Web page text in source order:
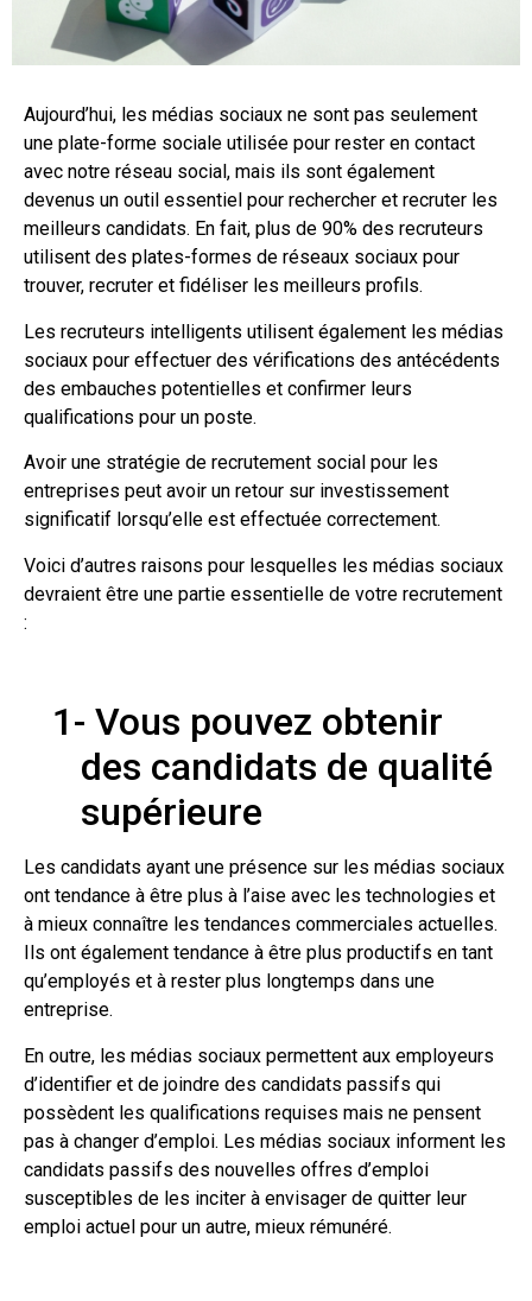
Aujourd’hui, les médias sociaux ne sont pas seulement
une plate-forme sociale utilisée pour rester en contact
avec notre réseau social, mais ils sont également
devenus un outil essentiel pour rechercher et recruter les
meilleurs candidats. En fait, plus de 90% des recruteurs
utilisent des plates-formes de réseaux sociaux pour
trouver, recruter et fidéliser les meilleurs profils.
Les recruteurs intelligents utilisent également les médias
sociaux pour effectuer des vérifications des antécédents
des embauches potentielles et confirmer leurs
qualifications pour un poste.
Avoir une stratégie de recrutement social pour les
entreprises peut avoir un retour sur investissement
significatif lorsqu’elle est effectuée correctement.
Voici d’autres raisons pour lesquelles les médias sociaux
devraient être une partie essentielle de votre recrutement
:
1- Vous pouvez obtenir
des candidats de qualité
supérieure
Les candidats ayant une présence sur les médias sociaux
ont tendance à être plus à l’aise avec les technologies et
à mieux connaître les tendances commerciales actuelles.
Ils ont également tendance à être plus productifs en tant
qu’employés et à rester plus longtemps dans une
entreprise.
En outre, les médias sociaux permettent aux employeurs
d’identifier et de joindre des candidats passifs qui
possèdent les qualifications requises mais ne pensent
pas à changer d’emploi. Les médias sociaux informent les
candidats passifs des nouvelles offres d’emploi
susceptibles de les inciter à envisager de quitter leur
emploi actuel pour un autre, mieux rémunéré.